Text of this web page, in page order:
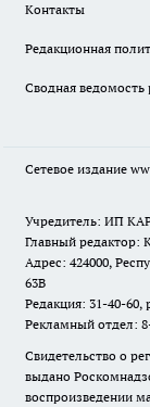
Контакты
Редакционная
Сводная ведомость
Сетевое издание
Учредитель: ИП
Главный редактор:
Адрес: 424000,
63В
Редакция: 31-40-
Рекламный отдел:
Свидетельство о
выдано
воспроизведении